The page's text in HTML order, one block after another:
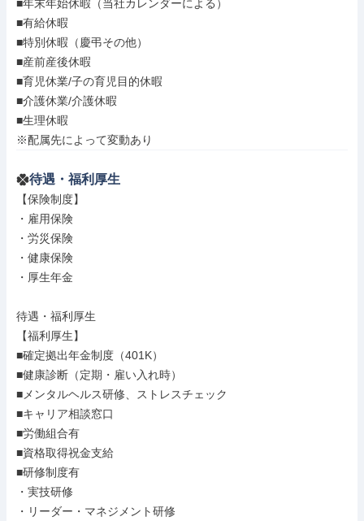
■年末年始休暇（当社カレンダーによる）
■有給休暇
■特別休暇（慶弔その他）
■産前産後休暇
■育児休業/子の育児目的休暇
■介護休業/介護休暇
■生理休暇
※配属先によって変動あり
待遇・福利厚生
【保険制度】
・雇用保険
・労災保険
・健康保険
・厚生年金
待遇・福利厚生
【福利厚生】
■確定拠出年金制度（401K）
■健康診断（定期・雇い入れ時）
■メンタルヘルス研修、ストレスチェック
■キャリア相談窓口
■労働組合有
■資格取得祝金支給
■研修制度有
・実技研修
・リーダー・マネジメント研修